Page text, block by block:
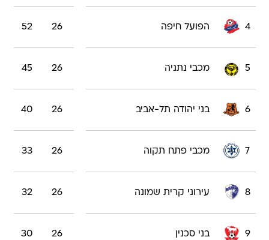
4 הפועל חיפה 26
52
5 מכבי נתניה 26
45
6 בני יהודה תל-אביב 26
40
7 מכבי פתח תקוה 26
33
8 עירוני קרית שמונה 26
32
9 בני סכנין 26
30